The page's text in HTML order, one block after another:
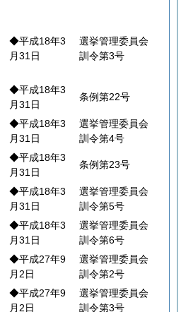
◆平成18年3
月31日
選挙管理委員会
訓令第3号
◆平成18年3
月31日
条例第22号
◆平成18年3
月31日
選挙管理委員会
訓令第4号
◆平成18年3
月31日
条例第23号
◆平成18年3
月31日
選挙管理委員会
訓令第5号
◆平成18年3
月31日
選挙管理委員会
訓令第6号
◆平成27年9
月2日
選挙管理委員会
訓令第2号
◆平成27年9
月2日
選挙管理委員会
訓令第3号